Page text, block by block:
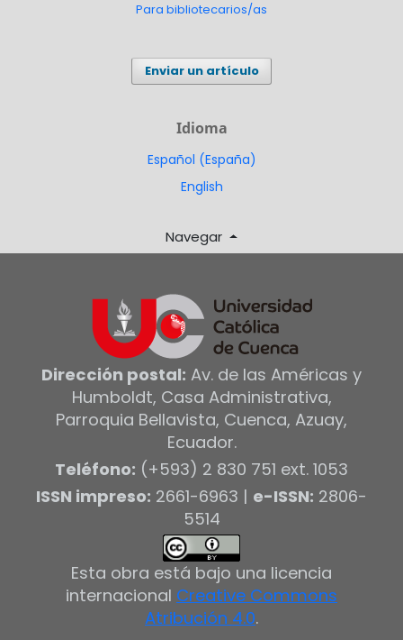
Para bibliotecarios/as
Enviar un artículo
Idioma
Español (España)
English
Navegar
Dirección postal: Av. de las Américas y
Humboldt, Casa Administrativa,
Parroquia Bellavista, Cuenca, Azuay,
Ecuador.
Teléfono: (+593) 2 830 751 ext. 1053
ISSN impreso: 2661-6963 | e-ISSN: 2806-
5514
Esta obra está bajo una licencia
internacional Creative Commons
Atribución 4.0.